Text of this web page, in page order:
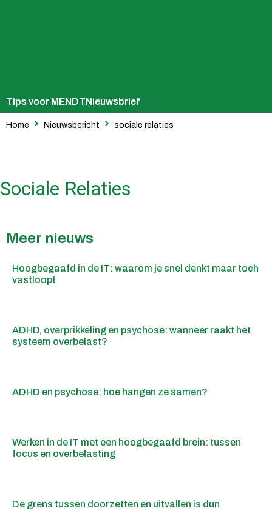
Tips voor MENDTNieuwsbrief
Home Nieuwsbericht sociale relaties
Sociale Relaties
Meer nieuws
Hoogbegaafd in de IT: waarom je snel denkt maar toch
vastloopt
ADHD, overprikkeling en psychose: wanneer raakt het
systeem overbelast?
ADHD en psychose: hoe hangen ze samen?
Werken in de IT met een hoogbegaafd brein: tussen
focus en overbelasting
De grens tussen doorzetten en uitvallen is dun